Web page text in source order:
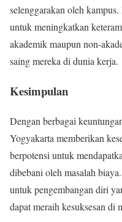
selenggarakan oleh
untuk meningkatkan
akademik maupun non-
saing mereka di dunia kerja.
Kesimpulan
Dengan berbagai
Yogyakarta memberikan
berpotensi untuk
dibebani oleh masalah
untuk pengembangan diri
dapat meraih kesuksesan di